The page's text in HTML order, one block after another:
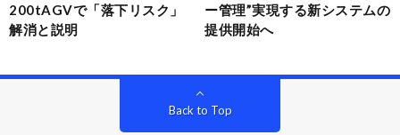
200tAGVで「落下リスク」
解消と説明
ー管理”実現する新システムの
提供開始へ
Back to Top